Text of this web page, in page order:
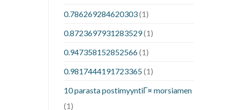
0.786269284620303(1)
0.8723697931283529(1)
0.947358152852566(1)
0.9817444191723365(1)
10 parasta postimyyntiГ¤ morsiamen
(1)